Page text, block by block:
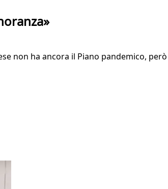
non ha ancora il Piano pandemico,